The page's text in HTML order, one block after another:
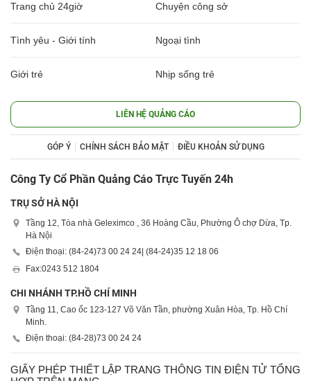
Trang chủ 24giờ Chuyện công sở
Tình yêu - Giới tính Ngoại tình
Giới trẻ Nhịp sống trẻ
LIÊN HỆ QUẢNG CÁO
GÓP Ý CHÍNH SÁCH BẢO MẬT ĐIỀU KHOẢN SỬ DỤNG
Công Ty Cổ Phần Quảng Cáo Trực Tuyến 24h
TRỤ SỞ HÀ NỘI
Tầng 12, Tòa nhà Geleximco , 36 Hoàng Cầu, Phường Ô chợ Dừa, Tp.
Hà Nội
Điện thoại: (84-24)73 00 24 24 | (84-24)35 12 18 06
Fax:0243 512 1804
CHI NHÁNH TP.HỒ CHÍ MINH
Tầng 11, Cao ốc 123-127 Võ Văn Tần, phường Xuân Hòa, Tp. Hồ Chí
Minh.
Điện thoại: (84-28)73 00 24 24
GIẤY PHÉP THIẾT LẬP TRANG THÔNG TIN ĐIỆN TỬ TỔNG